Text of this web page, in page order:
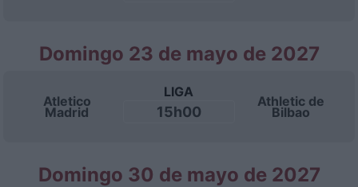
Domingo 23 de mayo de 2027
Atletico
Madrid
LIGA
15h00
Athletic de
Bilbao
Domingo 30 de mayo de 2027